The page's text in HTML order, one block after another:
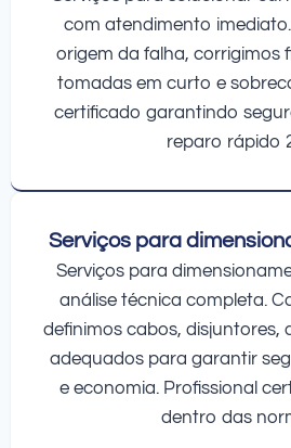
com atendimento
origem da falha, corrigimos
tomadas em curto e
certificado garantindo
reparo rápido
Serviços para
Serviços para
análise técnica completa.
definimos cabos, disjuntores,
adequados para garantir
e economia. Profissional
dentro das